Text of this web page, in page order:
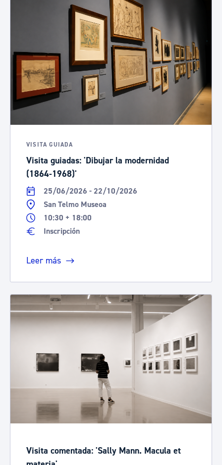
VISITA GUIADA
Visita guiadas: 'Dibujar la modernidad
(1864-1968)'
25/06/2026 - 22/10/2026
San Telmo Museoa
10:30 + 18:00
Inscripción
Leer más
Visita comentada: 'Sally Mann. Macula et